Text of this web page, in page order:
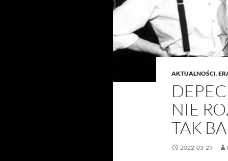
AKTUALNOŚCI,
NIE
TAK
2022-03-29